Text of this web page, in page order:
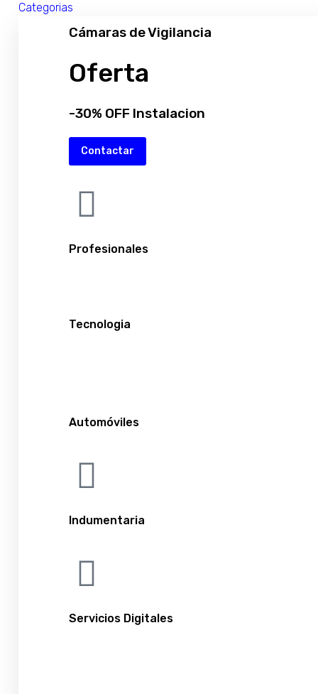
Categorias
Cámaras de Vigilancia
Oferta
-30% OFF Instalacion
Contactar
Profesionales
Tecnologia
Automóviles
Indumentaria
Servicios Digitales